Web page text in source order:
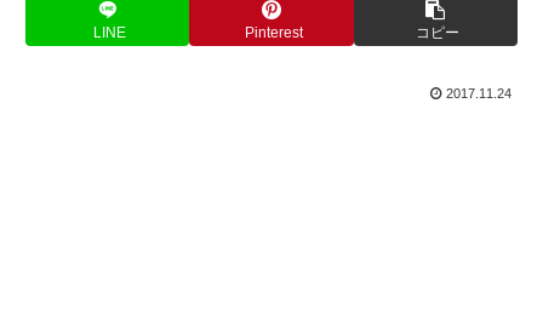
LINE Pinterest コピー
2017.11.24